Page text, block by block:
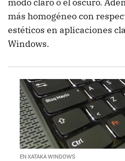
modo claro o el oscuro.
más homogéneo con
estéticos en aplicaciones
Windows.
EN XATAKA WINDOWS